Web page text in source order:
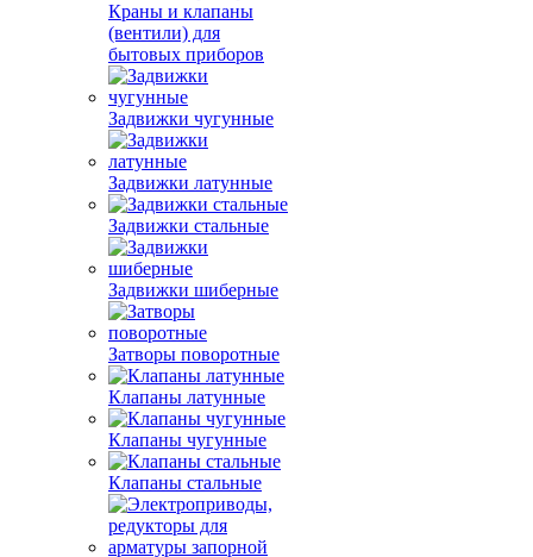
Краны и клапаны
(вентили) для
бытовых приборов
Задвижки чугунные
Задвижки латунные
Задвижки стальные
Задвижки шиберные
Затворы поворотные
Клапаны латунные
Клапаны чугунные
Клапаны стальные